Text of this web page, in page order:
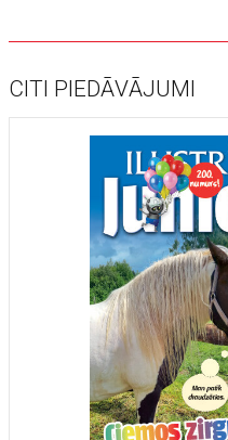
CITI PIEDĀVĀJUMI